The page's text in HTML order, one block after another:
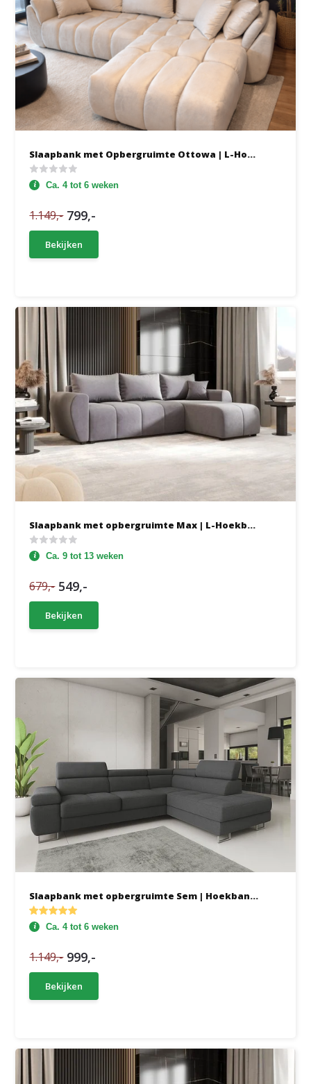
Slaapbank met Opbergruimte Ottowa | L-Ho...
Ca. 4 tot 6 weken
1.149,- 799,-
Bekijken
Slaapbank met opbergruimte Max | L-Hoekb...
Ca. 9 tot 13 weken
679,- 549,-
Bekijken
Slaapbank met opbergruimte Sem | Hoekban...
Ca. 4 tot 6 weken
1.149,- 999,-
Bekijken